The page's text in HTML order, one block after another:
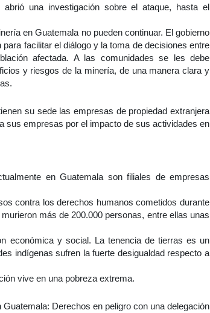
una investigación sobre el ataque, hasta el
en Guatemala no pueden continuar. El gobierno
facilitar el diálogo y la toma de decisiones entre
afectada. A las comunidades se les debe
y riesgos de la minería, de una manera clara y
su sede las empresas de propiedad extranjera
sus empresas por el impacto de sus actividades en
en Guatemala son filiales de empresas
contra los derechos humanos cometidos durante
más de 200.000 personas, entre ellas unas
económica y social. La tenencia de tierras es un
indígenas sufren la fuerte desigualdad respecto a
vive en una pobreza extrema.
Derechos en peligro con una delegación